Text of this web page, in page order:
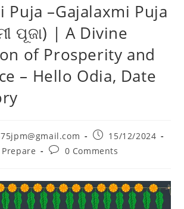
Puja –Gajalaxmi Puja
ପୂଜା) | A Divine
of Prosperity and
– Hello Odia, Date
Post
published:
15/12/2024
Post0 Comments